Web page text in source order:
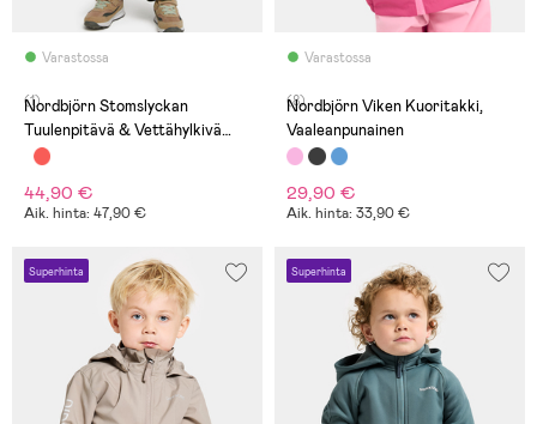
Varastossa
(1)
Nordbjörn Stomslyckan
Tuulenpitävä & Vettähylkivä
Vaatesetti, Lint/Deep Depths
44,90 €
Aik. hinta: 47,90 €
Varastossa
(8)
Nordbjörn Viken Kuoritakki,
Vaaleanpunainen
29,90 €
Aik. hinta: 33,90 €
Superhinta Superhinta